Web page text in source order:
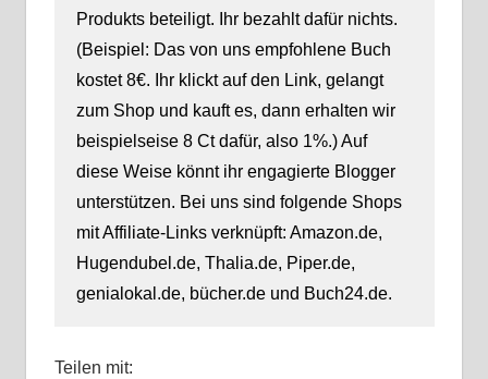
Produkts beteiligt. Ihr bezahlt dafür nichts.
(Beispiel: Das von uns empfohlene Buch
kostet 8€. Ihr klickt auf den Link, gelangt
zum Shop und kauft es, dann erhalten wir
beispielseise 8 Ct dafür, also 1%.) Auf
diese Weise könnt ihr engagierte Blogger
unterstützen. Bei uns sind folgende Shops
mit Affiliate-Links verknüpft: Amazon.de,
Hugendubel.de, Thalia.de, Piper.de,
genialokal.de, bücher.de und Buch24.de.
Teilen mit: